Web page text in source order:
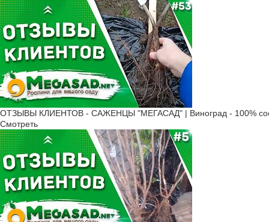
ОТЗЫВЫ КЛИЕНТОВ - САЖЕНЦЫ "МЕГАСАД" | Виноград - 100%
Смотреть